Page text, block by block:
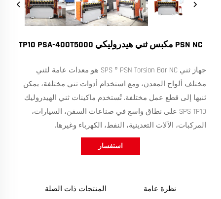
PSN NC مكبس ثني هيدروليكي TP10 PSA-400T5000
جهاز ثني SPS ® PSN Torsion Bar NC هو معدات عامة لثني
مختلف ألواح المعدن، ومع استخدام أدوات ثني مختلفة، يمكن
ثنيها إلى قطع عمل مختلفة. تُستخدم ماكينات ثني الهيدروليك
SPS TP10 على نطاق واسع في صناعات السفن، السيارات،
المركبات، الآلات التعدينية، النفط، الكهرباء وغيرها.
استفسار
نظرة عامة المنتجات ذات الصلة